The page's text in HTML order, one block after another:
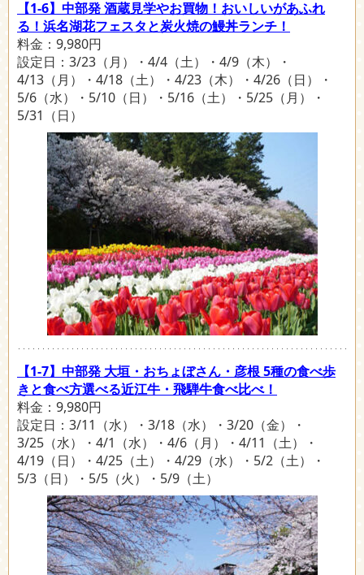
【1-6】中部発 酒蔵見学やお買物！おいしいがあふれ
る！浜名湖花フェスタと炭火焼の鰻丼ランチ！
料金：9,980円
設定日：3/23（月）・4/4（土）・4/9（木）・
4/13（月）・4/18（土）・4/23（木）・4/26（日）・
5/6（水）・5/10（日）・5/16（土）・5/25（月）・
5/31（日）
【1-7】中部発 大垣・おちょぼさん・彦根 5種の食べ歩
きと食べ方選べる近江牛・飛騨牛食べ比べ！
料金：9,980円
設定日：3/11（水）・3/18（水）・3/20（金）・
3/25（水）・4/1（水）・4/6（月）・4/11（土）・
4/19（日）・4/25（土）・4/29（水）・5/2（土）・
5/3（日）・5/5（火）・5/9（土）